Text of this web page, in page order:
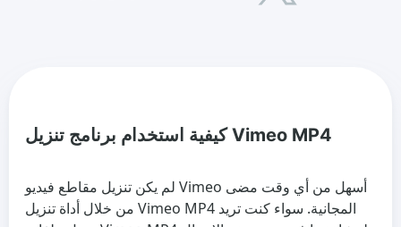
كيفية استخدام برنامج تنزيل Vimeo MP4
لم يكن تنزيل مقاطع فيديو Vimeo أسهل من أي وقت مضى
من خلال أداة تنزيل Vimeo MP4 المجانية. سواء كنت تريد